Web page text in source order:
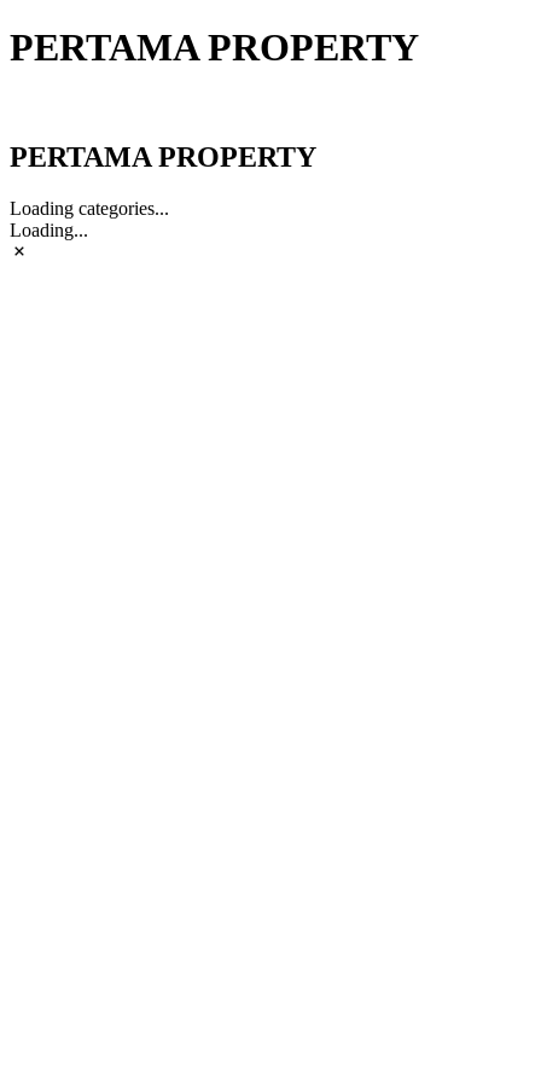
PERTAMA PROPERTY
PERTAMA PROPERTY
Loading categories...
Loading...